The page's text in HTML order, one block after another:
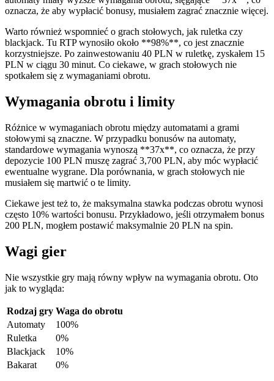
oznacza, że aby wypłacić bonusy, musiałem zagrać znacznie więcej.
Warto również wspomnieć o grach stołowych, jak ruletka czy
blackjack. Tu RTP wynosiło około **98%**, co jest znacznie
korzystniejsze. Po zainwestowaniu 40 PLN w ruletkę, zyskałem 15
PLN w ciągu 30 minut. Co ciekawe, w grach stołowych nie
spotkałem się z wymaganiami obrotu.
Wymagania obrotu i limity
Różnice w wymaganiach obrotu między automatami a grami
stołowymi są znaczne. W przypadku bonusów na automaty,
standardowe wymagania wynoszą **37x**, co oznacza, że przy
depozycie 100 PLN muszę zagrać 3,700 PLN, aby móc wypłacić
ewentualne wygrane. Dla porównania, w grach stołowych nie
musiałem się martwić o te limity.
Ciekawe jest też to, że maksymalna stawka podczas obrotu wynosi
często 10% wartości bonusu. Przykładowo, jeśli otrzymałem bonus
200 PLN, mogłem postawić maksymalnie 20 PLN na spin.
Wagi gier
Nie wszystkie gry mają równy wpływ na wymagania obrotu. Oto
jak to wygląda:
Rodzaj gry Waga do obrotu
Automaty
100%
Ruletka
0%
Blackjack
10%
Bakarat
0%